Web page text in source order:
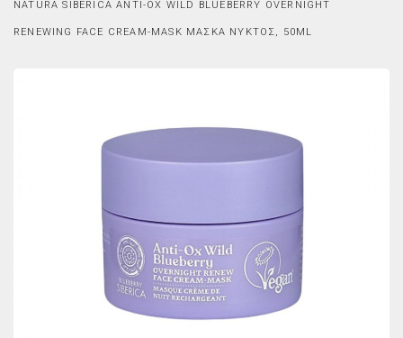
NATURA SIBERICA ANTI-OX WILD BLUEBERRY OVERNIGHT
RENEWING FACE CREAM-MASK ΜΆΣΚΑ ΝΥΚΤΌΣ, 50ML